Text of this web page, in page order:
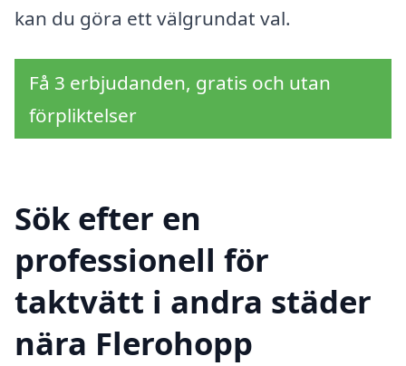
kan du göra ett välgrundat val.
Få 3 erbjudanden, gratis och utan
förpliktelser
Sök efter en
professionell för
taktvätt i andra städer
nära Flerohopp